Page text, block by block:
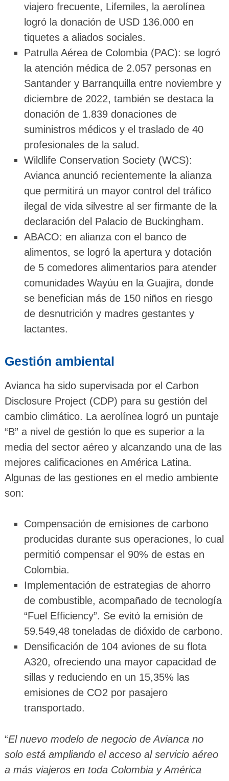
viajero frecuente, Lifemiles, la aerolínea
logró la donación de USD 136.000 en
tiquetes a aliados sociales.
Patrulla Aérea de Colombia (PAC): se logró
la atención médica de 2.057 personas en
Santander y Barranquilla entre noviembre y
diciembre de 2022, también se destaca la
donación de 1.839 donaciones de
suministros médicos y el traslado de 40
profesionales de la salud.
Wildlife Conservation Society (WCS):
Avianca anunció recientemente la alianza
que permitirá un mayor control del tráfico
ilegal de vida silvestre al ser firmante de la
declaración del Palacio de Buckingham.
ABACO: en alianza con el banco de
alimentos, se logró la apertura y dotación
de 5 comedores alimentarios para atender
comunidades Wayúu en la Guajira, donde
se benefician más de 150 niños en riesgo
de desnutrición y madres gestantes y
lactantes.
Gestión ambiental
Avianca ha sido supervisada por el Carbon
Disclosure Project (CDP) para su gestión del
cambio climático. La aerolínea logró un puntaje
“B” a nivel de gestión lo que es superior a la
media del sector aéreo y alcanzando una de las
mejores calificaciones en América Latina.
Algunas de las gestiones en el medio ambiente
son:
Compensación de emisiones de carbono
producidas durante sus operaciones, lo cual
permitió compensar el 90% de estas en
Colombia.
Implementación de estrategias de ahorro
de combustible, acompañado de tecnología
“Fuel Efficiency”. Se evitó la emisión de
59.549,48 toneladas de dióxido de carbono.
Densificación de 104 aviones de su flota
A320, ofreciendo una mayor capacidad de
sillas y reduciendo en un 15,35% las
emisiones de CO2 por pasajero
transportado.
“El nuevo modelo de negocio de Avianca no
solo está ampliando el acceso al servicio aéreo
a más viajeros en toda Colombia y América